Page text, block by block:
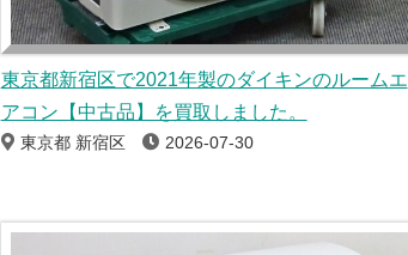
東京都新宿区で2021年製のダイキンのルームエ
アコン【中古品】を買取しました。
東京都 新宿区 2026-07-30